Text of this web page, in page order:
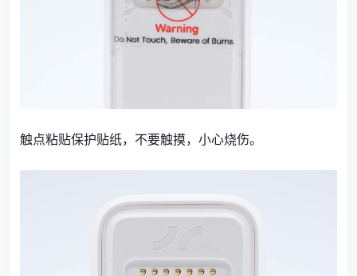
触点粘贴保护贴纸，不要触摸，小心烧伤。